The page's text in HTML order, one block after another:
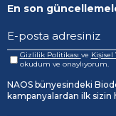
En son
Gizlilik Politikası ve
okudum ve onaylıyorum.
NAOS bünyesindeki
kampanyalardan ilk sizin